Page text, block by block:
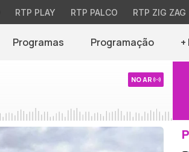
RTP PLAY RTP PALCO RTP ZIG ZAG
Programas Programação
NO AR